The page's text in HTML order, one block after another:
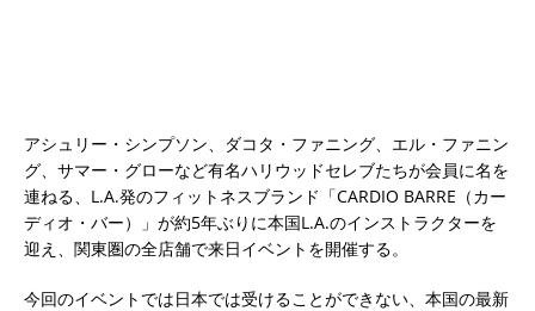
アシュリー・シンプソン、ダコタ・ファニング、エル・ファニン
グ、サマー・グローなど有名ハリウッドセレブたちが会員に名を
連ねる、L.A.発のフィットネスブランド「CARDIO BARRE（カー
ディオ・バー）」が約5年ぶりに本国L.A.のインストラクターを
迎え、関東圏の全店舗で来日イベントを開催する。
今回のイベントでは日本では受けることができない、本国の最新